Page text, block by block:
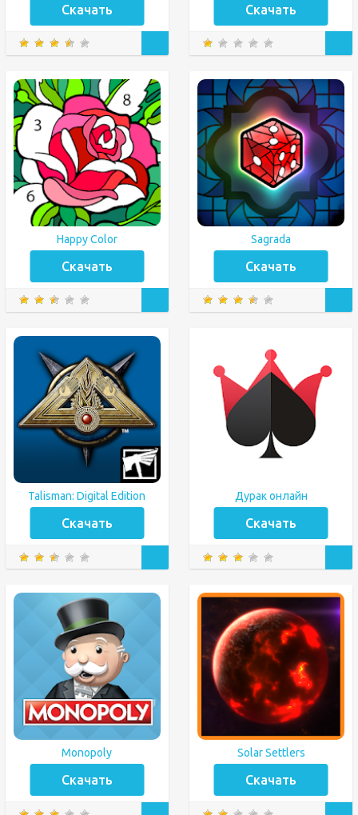
Скачать Скачать
Happy Color
Скачать
Sagrada
Скачать
Talisman: Digital Edition
Скачать
Дурак онлайн
Скачать
Monopoly
Скачать
Solar Settlers
Скачать